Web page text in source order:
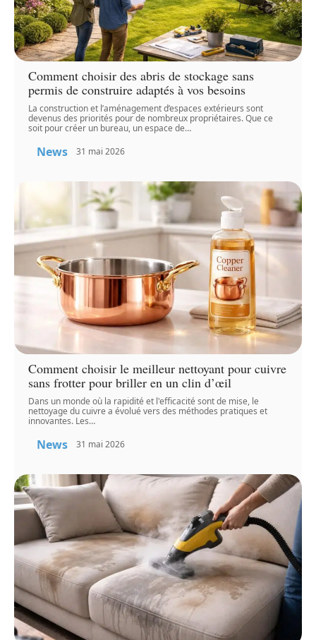
Comment choisir des abris de stockage sans
permis de construire adaptés à vos besoins
La construction et l’aménagement d’espaces extérieurs sont
devenus des priorités pour de nombreux propriétaires. Que ce
soit pour créer un bureau, un espace de…
News 31 mai 2026
Comment choisir le meilleur nettoyant pour cuivre
sans frotter pour briller en un clin d’œil
Dans un monde où la rapidité et l'efficacité sont de mise, le
nettoyage du cuivre a évolué vers des méthodes pratiques et
innovantes. Les…
News 31 mai 2026